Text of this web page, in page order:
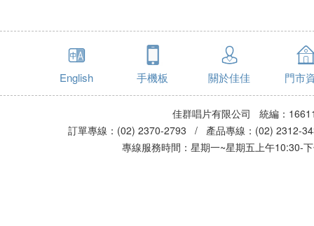
English 手機板 關於佳佳 門市
佳群唱片有限公司 統編：
訂單專線：(02) 2370-2793 / 產品專線：(02)
專線服務時間：星期一~星期五上午10:30-